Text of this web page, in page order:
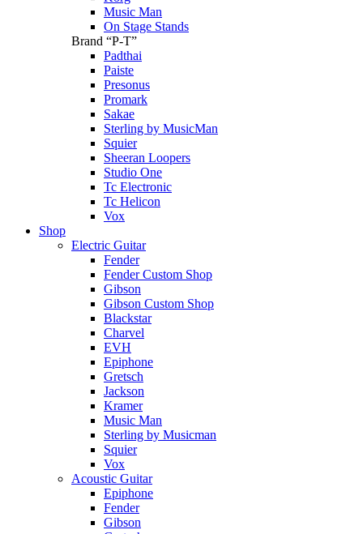
Music Man
On Stage Stands
Brand “P-T”
Padthai
Paiste
Presonus
Promark
Sakae
Sterling by MusicMan
Squier
Sheeran Loopers
Studio One
Tc Electronic
Tc Helicon
Vox
Shop
Electric Guitar
Fender
Fender Custom Shop
Gibson
Gibson Custom Shop
Blackstar
Charvel
EVH
Epiphone
Gretsch
Jackson
Kramer
Music Man
Sterling by Musicman
Squier
Vox
Acoustic Guitar
Epiphone
Fender
Gibson